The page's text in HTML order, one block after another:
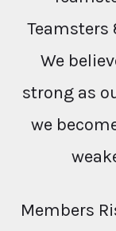
Teamsters
We
strong as
we
Members